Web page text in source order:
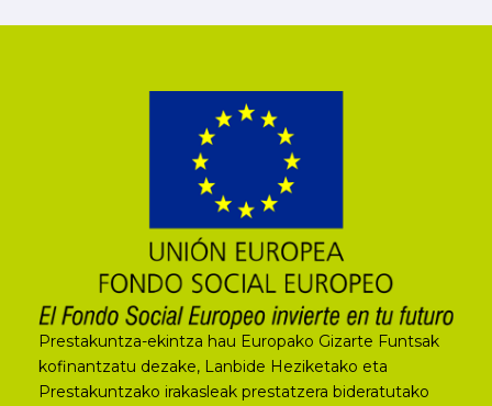
Prestakuntza-ekintza hau Europako Gizarte Funtsak
kofinantzatu dezake, Lanbide Heziketako eta
Prestakuntzako irakasleak prestatzera bideratutako